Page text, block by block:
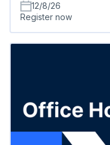
12/8/26
Register now